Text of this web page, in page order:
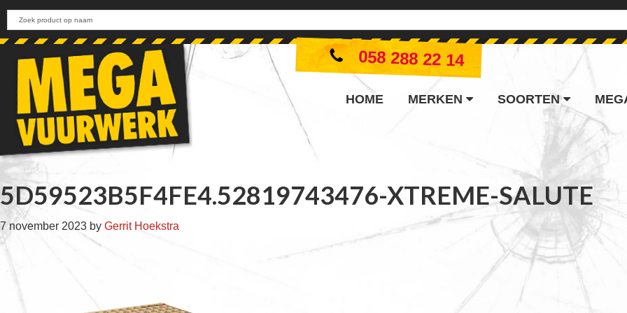
primary
navigation
main
content
primary
sidebar
footer
058 288 22 14
HOME MERKEN SOORTEN
5D59523B5F4FE4.52819743476-XTREME-SALUTE
7 november 2023 by Gerrit Hoekstra